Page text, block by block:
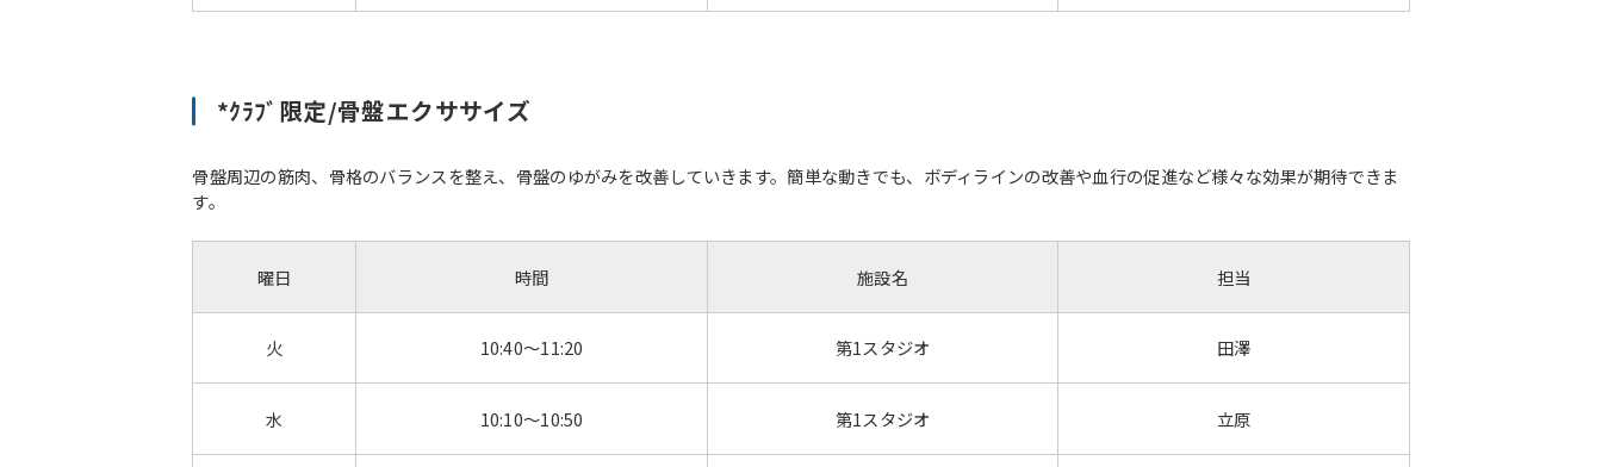
*ｸﾗﾌﾞ限定/骨盤エクササイズ
骨盤周辺の筋肉、骨格のバランスを整え、骨盤のゆがみを改善していきます。簡単な動きでも、ボディラインの改善や血行の促進など様々な効果が期待できま
す。
曜日
火
時間
10:40～11:20
施設名
第1スタジオ
担当
田澤
水 10:10～10:50 第1スタジオ 立原